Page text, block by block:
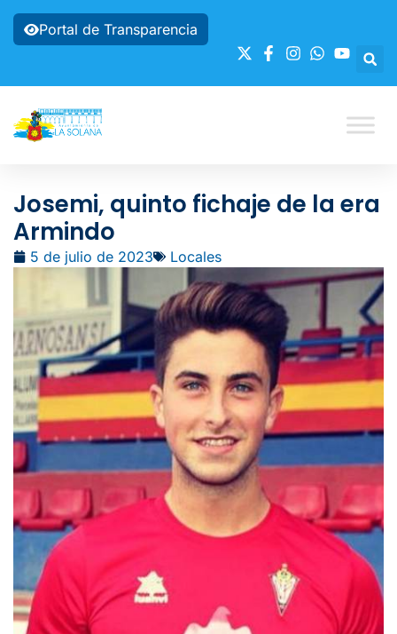
Portal de Transparencia
Josemi, quinto fichaje de la era
Armindo
5 de julio de 2023 Locales